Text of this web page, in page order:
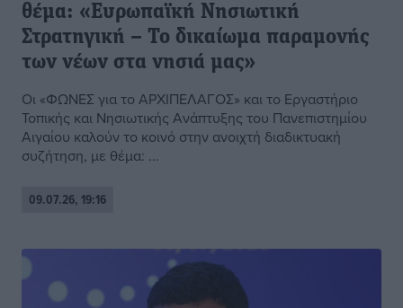
θέμα: «Ευρωπαϊκή Νησιωτική
Στρατηγική – Το δικαίωμα παραμονής
των νέων στα νησιά μας»
Οι «ΦΩΝΕΣ για το ΑΡΧΙΠΕΛΑΓΟΣ» και το Εργαστήριο
Τοπικής και Νησιωτικής Ανάπτυξης του Πανεπιστημίου
Αιγαίου καλούν το κοινό στην ανοιχτή διαδικτυακή
συζήτηση, με θέμα: ...
09.07.26, 19:16